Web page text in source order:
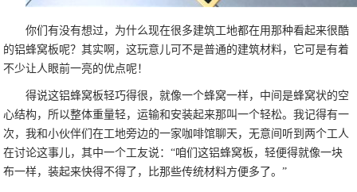
你们有没有想过，为什么现在很多建筑工地都在用那种看起来很酷
的铝蜂窝板呢？其实啊，这玩意儿可不是普通的建筑材料，它可是有着
不少让人眼前一亮的优点呢！
得说这铝蜂窝板轻巧得很，就像一个蜂窝一样，中间是蜂窝状的空
心结构，所以整体重量轻，运输和安装起来那叫一个轻松。我记得有一
次，我和小伙伴们在工地旁边的一家咖啡馆聊天，无意间听到两个工人
在讨论这事儿，其中一个工友说：“咱们这铝蜂窝板，轻便得就像一块
布一样，装起来快得不得了，比那些传统材料方便多了。”